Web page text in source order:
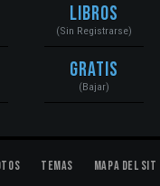
Libros
(Sin Registrarse)
Gratis
(Bajar)
Temas Mapa del